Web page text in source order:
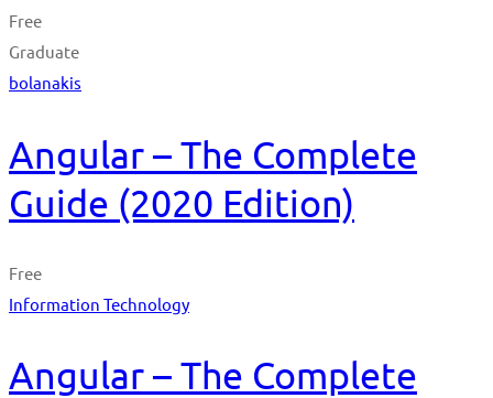
Free
Graduate
bolanakis
Angular – The Complete
Guide (2020 Edition)
Free
Information Technology
Angular – The Complete